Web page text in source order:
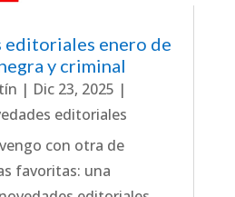
editoriales enero de
y criminal
| Dic 23, 2025 |
editoriales
con otra de
favoritas: una